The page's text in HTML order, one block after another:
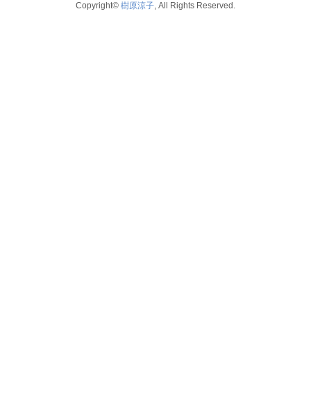
Copyright© 樹原涼子, All Rights Reserved.